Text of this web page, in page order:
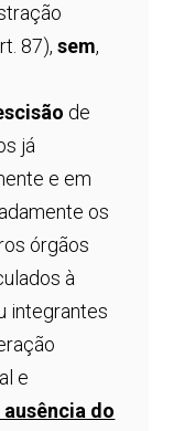
87),sem,
de
já
e em
os
órgãos
à
integrantes
e
ausência do